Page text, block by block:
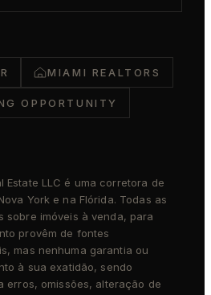
MIAMI REALTORS
OPPORTUNITY
Estate LLC é uma corretora de
York e na Flórida. Todas as
sobre imóveis à venda, para
provêm de fontes
mas nenhuma garantia ou
à sua exatidão, sendo
erros, omissões, alteração de